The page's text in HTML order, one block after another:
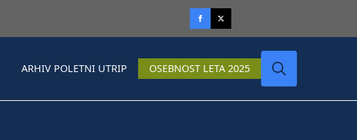
ARHIV POLETNI UTRIP OSEBNOST LETA 2025